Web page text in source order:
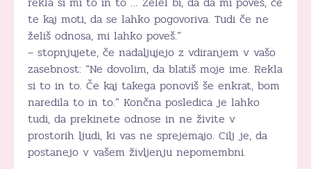
te kaj moti, da se lahko pogovoriva. Tudi če ne
želiš odnosa, mi lahko poveš.”
– stopnjujete, če nadaljujejo z vdiranjem v vašo
zasebnost: “Ne dovolim, da blatiš moje ime. Rekla
si to in to. Če kaj takega ponoviš še enkrat, bom
naredila to in to.” Končna posledica je lahko
tudi, da prekinete odnose in ne živite v
prostorih ljudi, ki vas ne sprejemajo. Cilj je, da
postanejo v vašem življenju nepomembni.